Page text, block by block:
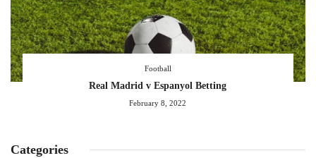
Football
Real Madrid v Espanyol Betting
February 8, 2022
Categories